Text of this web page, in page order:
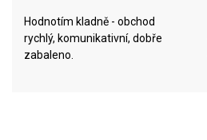
Hodnotím kladně - obchod
rychlý, komunikativní, dobře
zabaleno.